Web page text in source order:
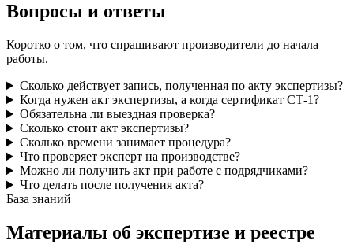
Вопросы и ответы
Коротко о том, что спрашивают производители до начала
работы.
Сколько действует запись, полученная по акту экспертизы?
Когда нужен акт экспертизы, а когда сертификат СТ-1?
Обязательна ли выездная проверка?
Сколько стоит акт экспертизы?
Сколько времени занимает процедура?
Что проверяет эксперт на производстве?
Можно ли получить акт при работе с подрядчиками?
Что делать после получения акта?
База знаний
Материалы об экспертизе и реестре